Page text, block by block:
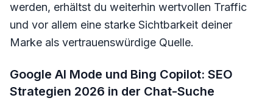
werden, erhältst du weiterhin wertvollen Traffic
und vor allem eine starke Sichtbarkeit deiner
Marke als vertrauenswürdige Quelle.
Google AI Mode und Bing Copilot: SEO
Strategien 2026 in der Chat-Suche